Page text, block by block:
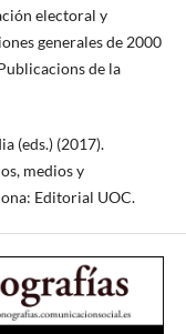
electoral y
generales de 2000
de la
(eds.) (2017).
medios y
Editorial UOC.